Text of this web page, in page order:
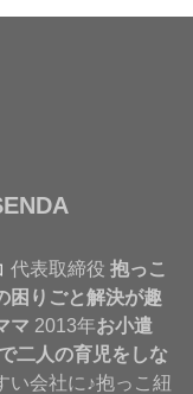
代表取締役抱っこ
困りごと解決が趣
マ 2013年お小遣
二人の育児をしな
い会社に♪抱っこ紐